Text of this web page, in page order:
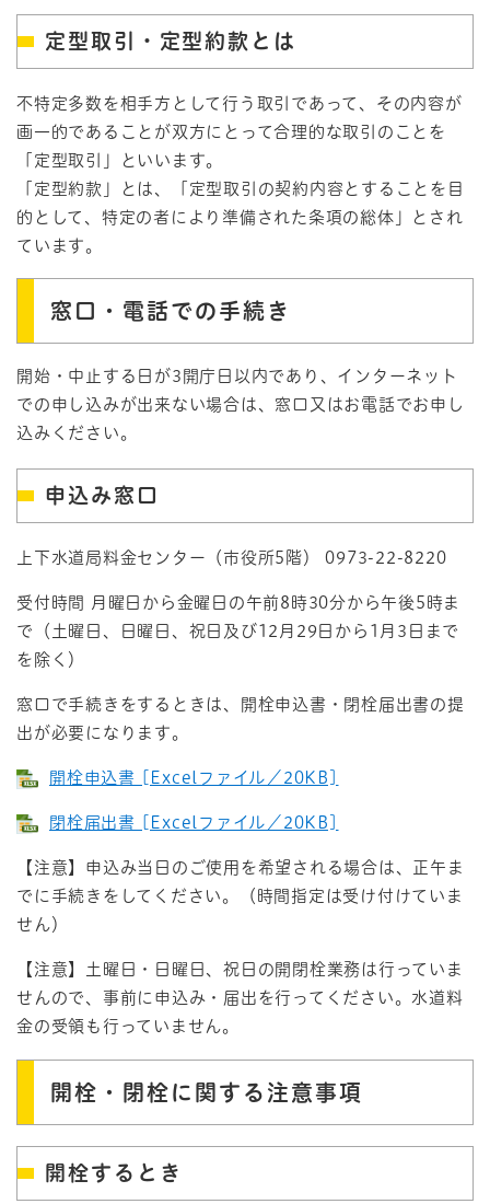
定型取引・定型約款とは
不特定多数を相手方として行う取引であって、その内容が
画一的であることが双方にとって合理的な取引のことを
「定型取引」といいます。
「定型約款」とは、「定型取引の契約内容とすることを目
的として、特定の者により準備された条項の総体」とされ
ています。
窓口・電話での手続き
開始・中止する日が3開庁日以内であり、インターネット
での申し込みが出来ない場合は、窓口又はお電話でお申し
込みください。
申込み窓口
上下水道局料金センター（市役所5階） 0973-22-8220
受付時間 月曜日から金曜日の午前8時30分から午後5時ま
で（土曜日、日曜日、祝日及び12月29日から1月3日まで
を除く）
窓口で手続きをするときは、開栓申込書・閉栓届出書の提
出が必要になります。
開栓申込書 [Excelファイル／20KB]
閉栓届出書 [Excelファイル／20KB]
【注意】申込み当日のご使用を希望される場合は、正午ま
でに手続きをしてください。（時間指定は受け付けていま
せん）
【注意】土曜日・日曜日、祝日の開閉栓業務は行っていま
せんので、事前に申込み・届出を行ってください。水道料
金の受領も行っていません。
開栓・閉栓に関する注意事項
開栓するとき